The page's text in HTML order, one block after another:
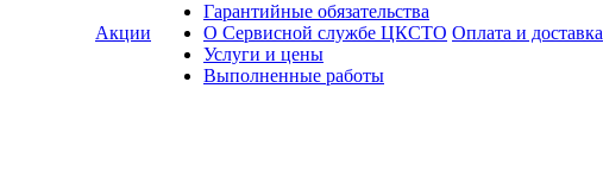
Акции
Гарантийные обязательства
О Сервисной службе ЦКСТО
Услуги и цены
Выполненные работы
Оплата и доставка